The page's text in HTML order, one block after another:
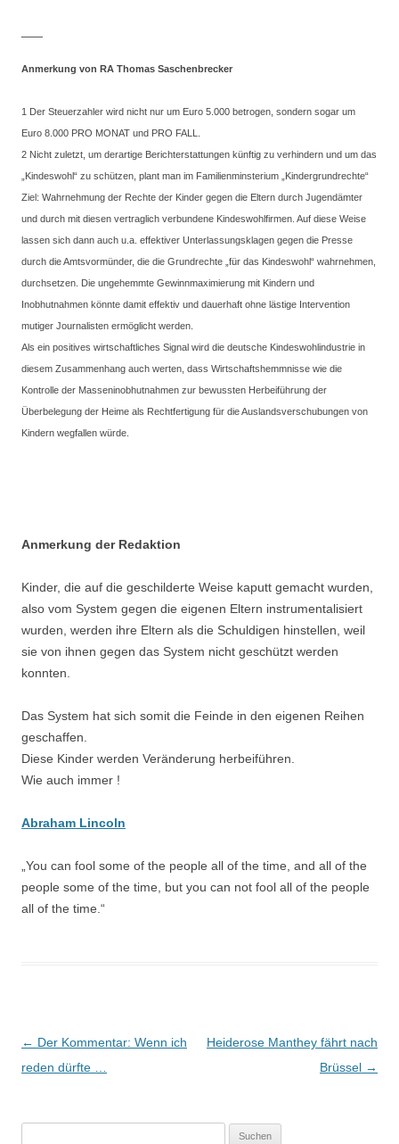
Anmerkung von RA Thomas Saschenbrecker
1 Der Steuerzahler wird nicht nur um Euro 5.000 betrogen, sondern sogar um
Euro 8.000 PRO MONAT und PRO FALL.
2 Nicht zuletzt, um derartige Berichterstattungen künftig zu verhindern und um das
„Kindeswohl“ zu schützen, plant man im Familienminsterium „Kindergrundrechte“
Ziel: Wahrnehmung der Rechte der Kinder gegen die Eltern durch Jugendämter
und durch mit diesen vertraglich verbundene Kindeswohlfirmen. Auf diese Weise
lassen sich dann auch u.a. effektiver Unterlassungsklagen gegen die Presse
durch die Amtsvormünder, die die Grundrechte „für das Kindeswohl“ wahrnehmen,
durchsetzen. Die ungehemmte Gewinnmaximierung mit Kindern und
Inobhutnahmen könnte damit effektiv und dauerhaft ohne lästige Intervention
mutiger Journalisten ermöglicht werden.
Als ein positives wirtschaftliches Signal wird die deutsche Kindeswohlindustrie in
diesem Zusammenhang auch werten, dass Wirtschaftshemmnisse wie die
Kontrolle der Masseninobhutnahmen zur bewussten Herbeiführung der
Überbelegung der Heime als Rechtfertigung für die Auslandsverschubungen von
Kindern wegfallen würde.
Anmerkung der Redaktion
Kinder, die auf die geschilderte Weise kaputt gemacht wurden,
also vom System gegen die eigenen Eltern instrumentalisiert
wurden, werden ihre Eltern als die Schuldigen hinstellen, weil
sie von ihnen gegen das System nicht geschützt werden
konnten.
Das System hat sich somit die Feinde in den eigenen Reihen
geschaffen.
Diese Kinder werden Veränderung herbeiführen.
Wie auch immer !
Abraham Lincoln
„You can fool some of the people all of the time, and all of the
people some of the time, but you can not fool all of the people
all of the time.“
Beitrags-
Navigation
← Der Kommentar: Wenn ich
reden dürfte …
Heiderose Manthey fährt nach
Brüssel →